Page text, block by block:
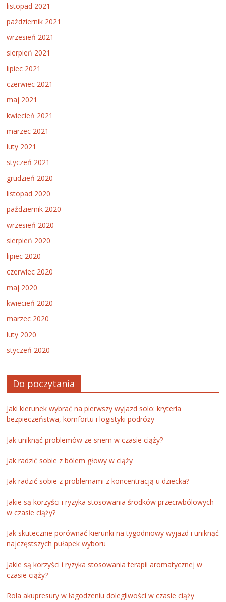
listopad 2021
październik 2021
wrzesień 2021
sierpień 2021
lipiec 2021
czerwiec 2021
maj 2021
kwiecień 2021
marzec 2021
luty 2021
styczeń 2021
grudzień 2020
listopad 2020
październik 2020
wrzesień 2020
sierpień 2020
lipiec 2020
czerwiec 2020
maj 2020
kwiecień 2020
marzec 2020
luty 2020
styczeń 2020
Do poczytania
Jaki kierunek wybrać na pierwszy wyjazd solo: kryteria
bezpieczeństwa, komfortu i logistyki podróży
Jak uniknąć problemów ze snem w czasie ciąży?
Jak radzić sobie z bólem głowy w ciąży
Jak radzić sobie z problemami z koncentracją u dziecka?
Jakie są korzyści i ryzyka stosowania środków przeciwbólowych
w czasie ciąży?
Jak skutecznie porównać kierunki na tygodniowy wyjazd i uniknąć
najczęstszych pułapek wyboru
Jakie są korzyści i ryzyka stosowania terapii aromatycznej w
czasie ciąży?
Rola akupresury w łagodzeniu dolegliwości w czasie ciąży